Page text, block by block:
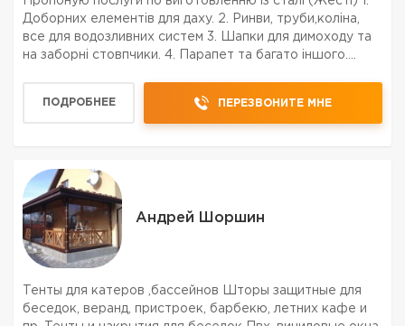
Доборних елементів для даху. 2. Ринви, труби,коліна,
все для водозливних систем 3. Шапки для димоходу та
на заборні стовпчики. 4. Парапет та багато іншого.
ПОДРОБНЕЕ ПЕРЕЗВОНИТЕ МНЕ
Андрей Шоршин
Тенты для катеров ,бассейнов Шторы защитные для
беседок, веранд, пристроек, барбекю, летних кафе и